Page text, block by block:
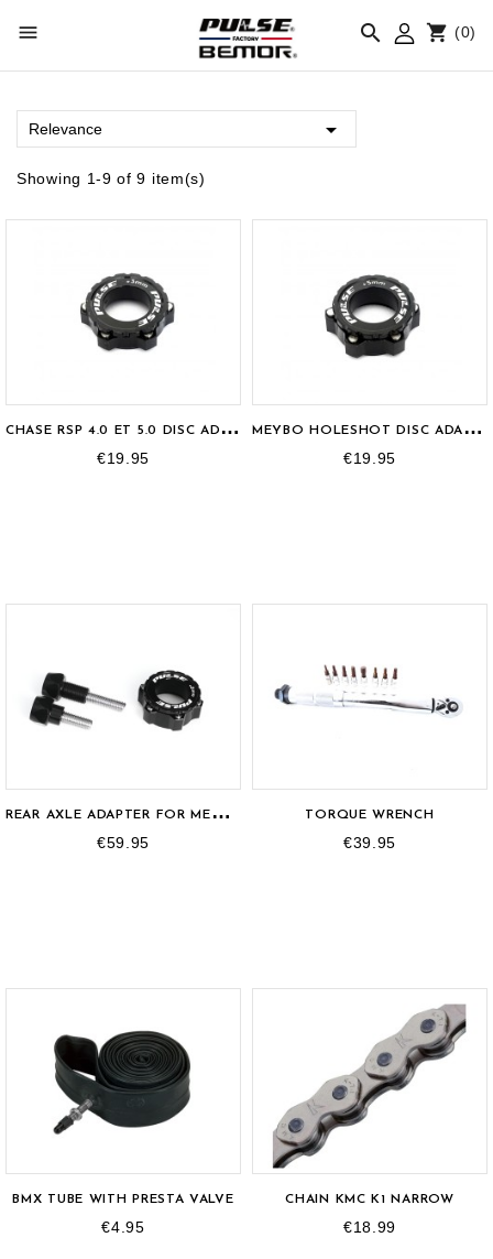
  (0)

Relevance 
Showing 1-9 of 9 item(s)
C
HASE RSP 4.0 ET 5.0 DISC ADAPTER
€19.95
M
EYBO HOLESHOT DISC ADAPTER
€19.95
R
EAR AXLE ADAPTER FOR MEYBO HSX FRAME
€59.95
TORQUE WRENCH
€39.95
BMX TUBE WITH PRESTA VALVE
€4.95
CHAIN KMC K1 NARROW
€18.99